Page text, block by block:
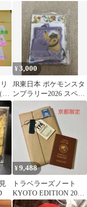
ストネクサス 2BOXセ
ット
ス
7
¥3,000
JR東日本 ポケモンスタ
ンプラリー2026 スペシ
ャル版スタンプ帳
¥9,488
トラベラーズノート
KYOTO EDITION 2026
スタンプラリーパスポ